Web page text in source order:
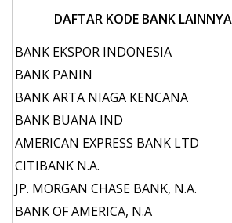
DAFTAR KODE BANK LAINNYA
BANK EKSPOR INDONESIA
BANK PANIN
BANK ARTA NIAGA KENCANA
BANK BUANA IND
AMERICAN EXPRESS BANK LTD
CITIBANK N.A.
JP. MORGAN CHASE BANK, N.A.
BANK OF AMERICA, N.A